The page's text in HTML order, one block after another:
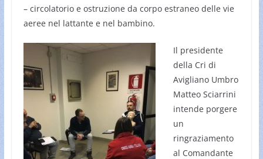
– circolatorio e ostruzione da corpo estraneo delle vie
aeree nel lattante e nel bambino.
Il presidente
della Cri di
Avigliano Umbro
Matteo Sciarrini
intende porgere
un
ringraziamento
al Comandante